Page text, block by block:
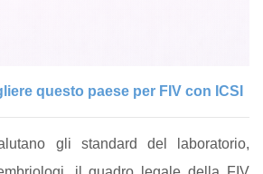
questo paese per FIV con ICSI
gli standard del laboratorio,